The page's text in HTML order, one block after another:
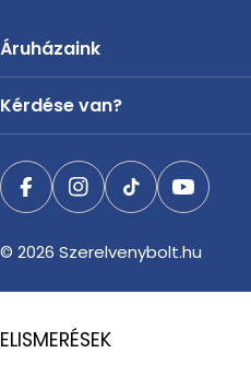
Áruházaink
Kérdése van?
FacebookInstagram
TikTokYouTube
© 2026 Szerelvenybolt.hu
ELISMERÉSEK